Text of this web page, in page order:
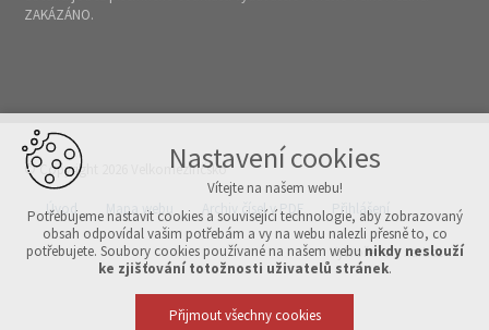
ZAKÁZÁNO.
© Copyright 2026 Velkomeziříčsko
Úvod Mapa webu Archiv čísel v PDF Přihlášení
Vytvořeno v xart.cz
Nastavení cookies
Vítejte na našem webu!
Potřebujeme nastavit cookies a související technologie, aby zobrazovaný
obsah odpovídal vašim potřebám a vy na webu nalezli přesně to, co
potřebujete. Soubory cookies používané na našem webu nikdy neslouží
ke zjišťování totožnosti uživatelů stránek.
Přijmout všechny cookies